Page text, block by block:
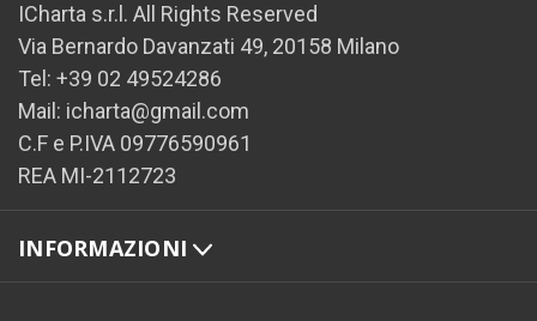
ICharta s.r.l. All Rights Reserved
Via Bernardo Davanzati 49, 20158 Milano
Tel: +39 02 49524286
Mail: icharta@gmail.com
C.F e P.IVA 09776590961
REA MI-2112723
INFORMAZIONI